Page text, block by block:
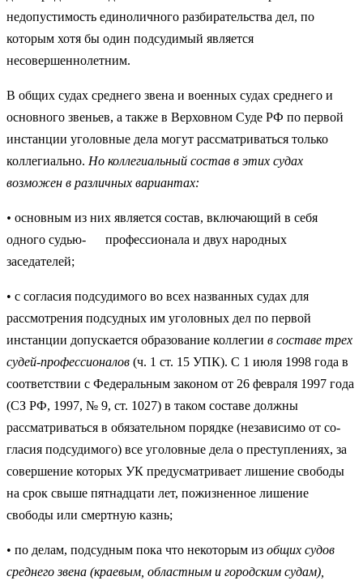
недопустимость едино­личного разбирательства дел, по
которым хотя бы один подсудимый явля­ется
несовершеннолетним.
В общих судах среднего звена и военных судах среднего и
основного звеньев, а также в Верховном Суде РФ по первой
ин­станции уголовные дела могут рассматриваться только
коллегиально. Но коллегиальный состав в этих судах
возможен в различных вариантах:
• основным из них является состав, включающий в себя
одного су­дью- профессионала и двух народных
заседателей;
• с согласия подсудимого во всех названных судах для
рассмотре­ния подсудных им уголовных дел по первой
инстанции допускается образование коллегии в составе трех
судей-профессионалов (ч. 1 ст. 15 УПК). С 1 июля 1998 года в
соответствии с Федеральным законом от 26 февраля 1997 года
(СЗ РФ, 1997, № 9, ст. 1027) в таком составе должны
рассматриваться в обязательном порядке (независимо от со­
гласия подсудимого) все уголовные дела о преступлениях, за
совер­шение которых УК предусматривает лишение свободы
на срок свы­ше пятнадцати лет, пожизненное лишение
свободы или смертную казнь;
• по делам, подсудным пока что некоторым из общих судов
среднего звена (краевым, областным и городским судам),